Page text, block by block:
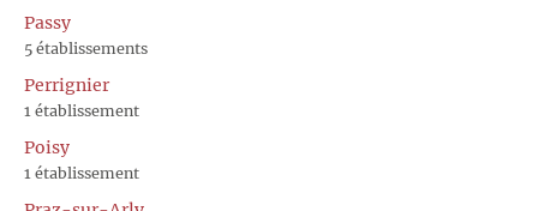
Passy
5 établissements
Perrignier
1 établissement
Poisy
1 établissement